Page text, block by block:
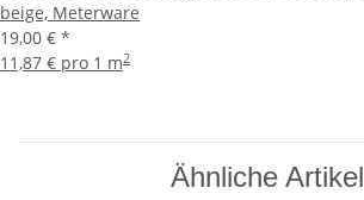
beige, Meterware
19,00 € *
11,87 € pro 1 m2
Ähnliche Artikel